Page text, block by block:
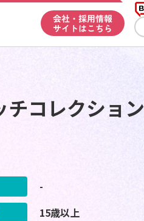
会社・採用情報
サイトはこちら
コレクション
-
15歳以上